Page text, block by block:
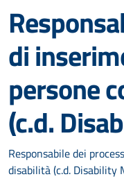
di
persone
(c.d.
Responsabile dei
disabilità (c.d. Disability